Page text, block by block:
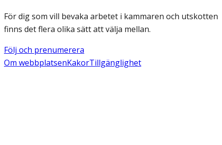
För dig som vill bevaka arbetet i kammaren och utskotten
finns det flera olika sätt att välja mellan.
Följ och prenumerera
Om webbplatsenKakorTillgänglighet